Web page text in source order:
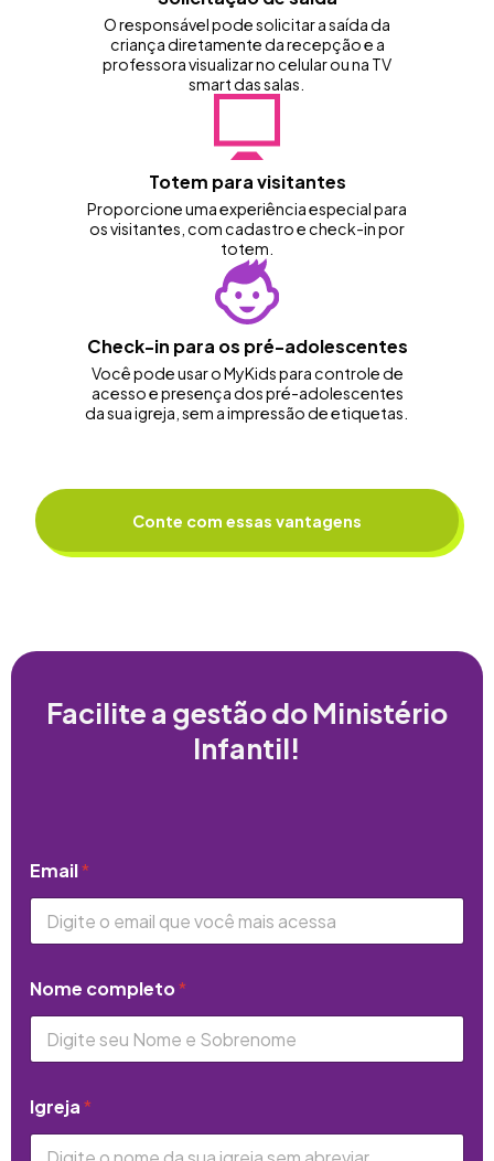
O responsável pode solicitar a saída da
criança diretamente da recepção e a
professora visualizar no celular ou na TV
smart das salas.
Totem para visitantes
Proporcione uma experiência especial para
os visitantes, com cadastro e check-in por
totem.
Check-in para os pré-adolescentes
Você pode usar o MyKids para controle de
acesso e presença dos pré-adolescentes
da sua igreja, sem a impressão de etiquetas.
Conte com essas vantagens
Facilite a gestão do Ministério
Infantil!
Email*
Nome completo*
Igreja*